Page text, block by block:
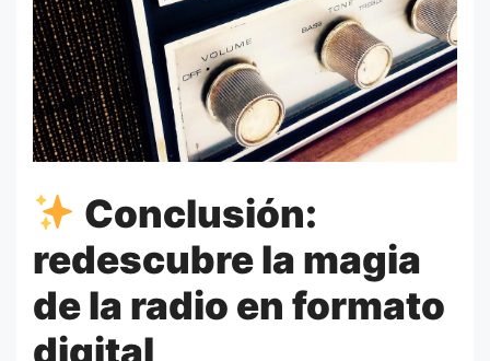
Conclusión:
redescubre la magia
de la radio en formato
digital